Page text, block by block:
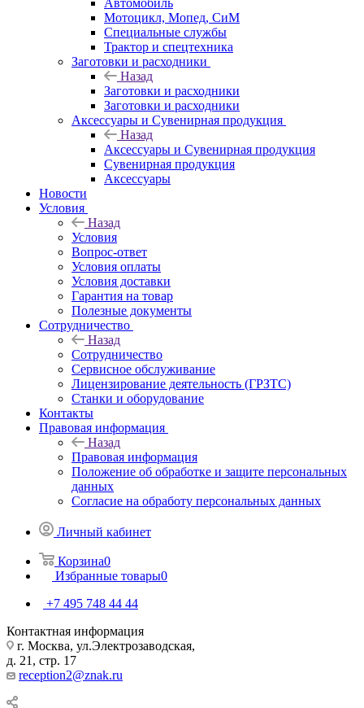
Автомобиль
Мотоцикл, Мопед, СиМ
Специальные службы
Трактор и спецтехника
Заготовки и расходники
Назад
Заготовки и расходники
Заготовки и расходники
Аксессуары и Сувенирная продукция
Назад
Аксессуары и Сувенирная продукция
Сувенирная продукция
Аксессуары
Новости
Условия
Назад
Условия
Вопрос-ответ
Условия оплаты
Условия доставки
Гарантия на товар
Полезные документы
Сотрудничество
Назад
Сотрудничество
Сервисное обслуживание
Лицензирование деятельность (ГРЗТС)
Станки и оборудование
Контакты
Правовая информация
Назад
Правовая информация
Положение об обработке и защите персональных
данных
Согласие на обработу персональных данных
Личный кабинет
Корзина0
Избранные товары0
+7 495 748 44 44
Контактная информация
г. Москва, ул.Электрозаводская,
д. 21, стр. 17
reception2@znak.ru